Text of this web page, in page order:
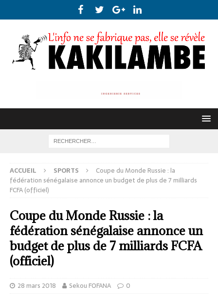
ACCUEIL SPORTS
Coupe du Monde Russie : la
fédération sénégalaise annonce un budget de plus de 7 milliards
FCFA (officiel)
Coupe du Monde Russie : la
fédération sénégalaise annonce un
budget de plus de 7 milliards FCFA
(officiel)
28 mars 2018 Sekou FOFANA 0